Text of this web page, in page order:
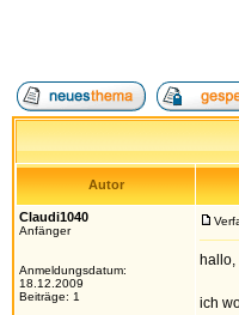
Autor
Claudi1040
Anfänger
Anmeldungsdatum:
18.12.2009
Beiträge: 1
hallo,
ich